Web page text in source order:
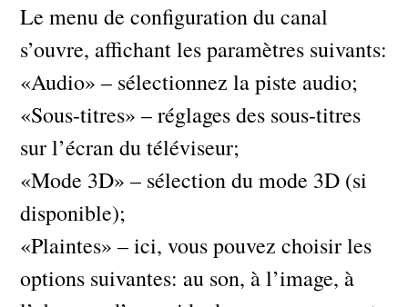
Le menu de configuration du canal
s’ouvre, affichant les paramètres suivants:
«Audio» – sélectionnez la piste audio;
«Sous-titres» – réglages des sous-titres
sur l’écran du téléviseur;
«Mode 3D» – sélection du mode 3D (si
disponible);
«Plaintes» – ici, vous pouvez choisir les
options suivantes: au son, à l’image, à